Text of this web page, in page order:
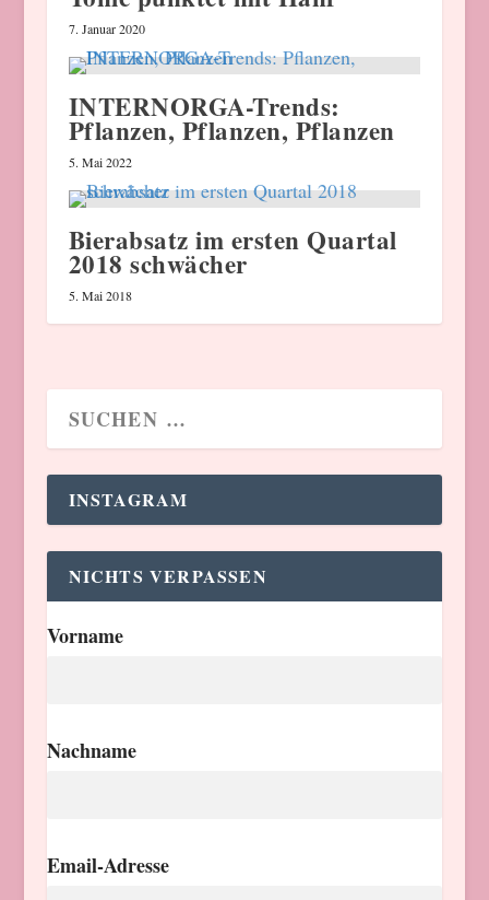
7. Januar 2020
INTERNORGA-Trends:
Pflanzen, Pflanzen, Pflanzen
5. Mai 2022
Bierabsatz im ersten Quartal
2018 schwächer
5. Mai 2018
INSTAGRAM
NICHTS VERPASSEN
Vorname
Nachname
Email-Adresse